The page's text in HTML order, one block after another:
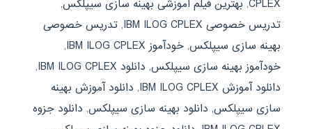
CPLEX
, بهترین فیلم آموزشی بهینه سازی سیپلکس,
تدریس خصوصی IBM ILOG CPLEX
, تدریس خصوصی
بهینه سازی سیپلکس, خودآموز IBM ILOG CPLEX
,
خودآموز بهینه سازی سیپلکس, دانلود IBM ILOG CPLEX
,
دانلود آموزش IBM ILOG CPLEX
, دانلود آموزش بهینه
سازی سیپلکس, دانلود بهینه سازی سیپلکس, دانلود جزوه